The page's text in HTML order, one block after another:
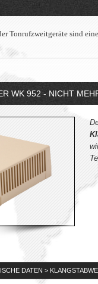
Tonrufzweitgeräte sind
WK 952 - NICHT
DATEN >